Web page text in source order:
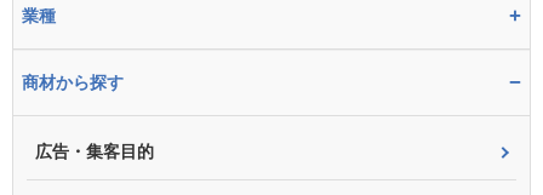
業種 +
商材から探す −
広告・集客目的